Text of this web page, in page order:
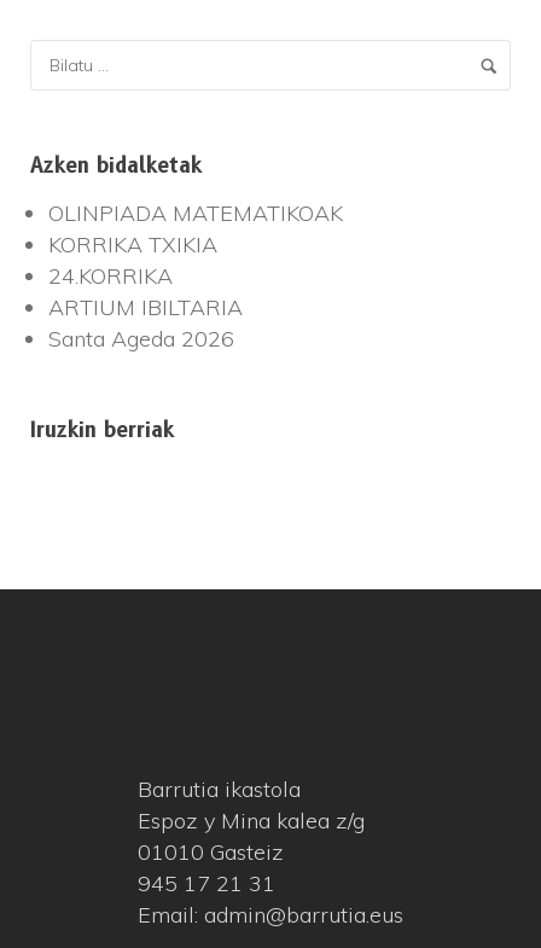
Azken bidalketak
OLINPIADA MATEMATIKOAK
KORRIKA TXIKIA
24.KORRIKA
ARTIUM IBILTARIA
Santa Ageda 2026
Iruzkin berriak
Barrutia ikastola
Espoz y Mina kalea z/g
01010 Gasteiz
945 17 21 31
Email: admin@barrutia.eus